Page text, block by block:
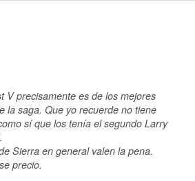
V precisamente es de los mejores
la saga. Que yo recuerde no tiene
sí que los tenía el segundo Larry
Sierra en general valen la pena.
precio.